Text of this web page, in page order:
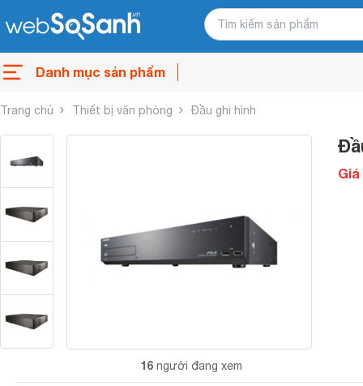
Danh mục sản phẩm
Trang chủ Thiết bị văn phòng Đầu ghi hình
16 người đang xem
Giá